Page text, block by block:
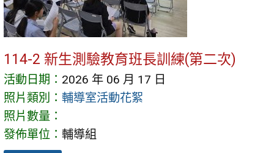
114-2 新生測驗教育班長訓練(第二次)
活動日期： 2026 年 06 月 17 日
照片類別： 輔導室活動花絮
照片數量：
發佈單位： 輔導組